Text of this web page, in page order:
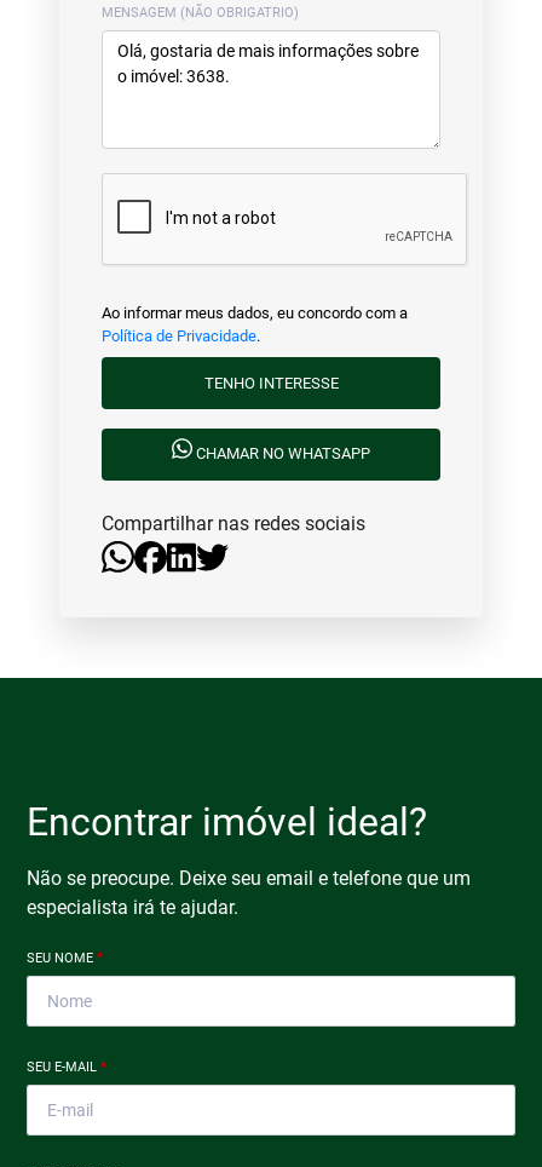
MENSAGEM (NÃO OBRIGATRIO)
Ao informar meus dados, eu concordo com a
Política de Privacidade.
TENHO INTERESSE
CHAMAR NO WHATSAPP
Compartilhar nas redes sociais
Encontrar imóvel ideal?
Não se preocupe. Deixe seu email e telefone que um
especialista irá te ajudar.
SEU NOME*
SEU E-MAIL*